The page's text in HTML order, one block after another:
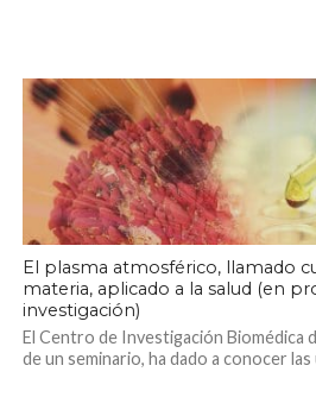
El plasma atmosférico, llamado
materia, aplicado a la salud (en
investigación)
El Centro de Investigación Biomédica
de un seminario, ha dado a conocer